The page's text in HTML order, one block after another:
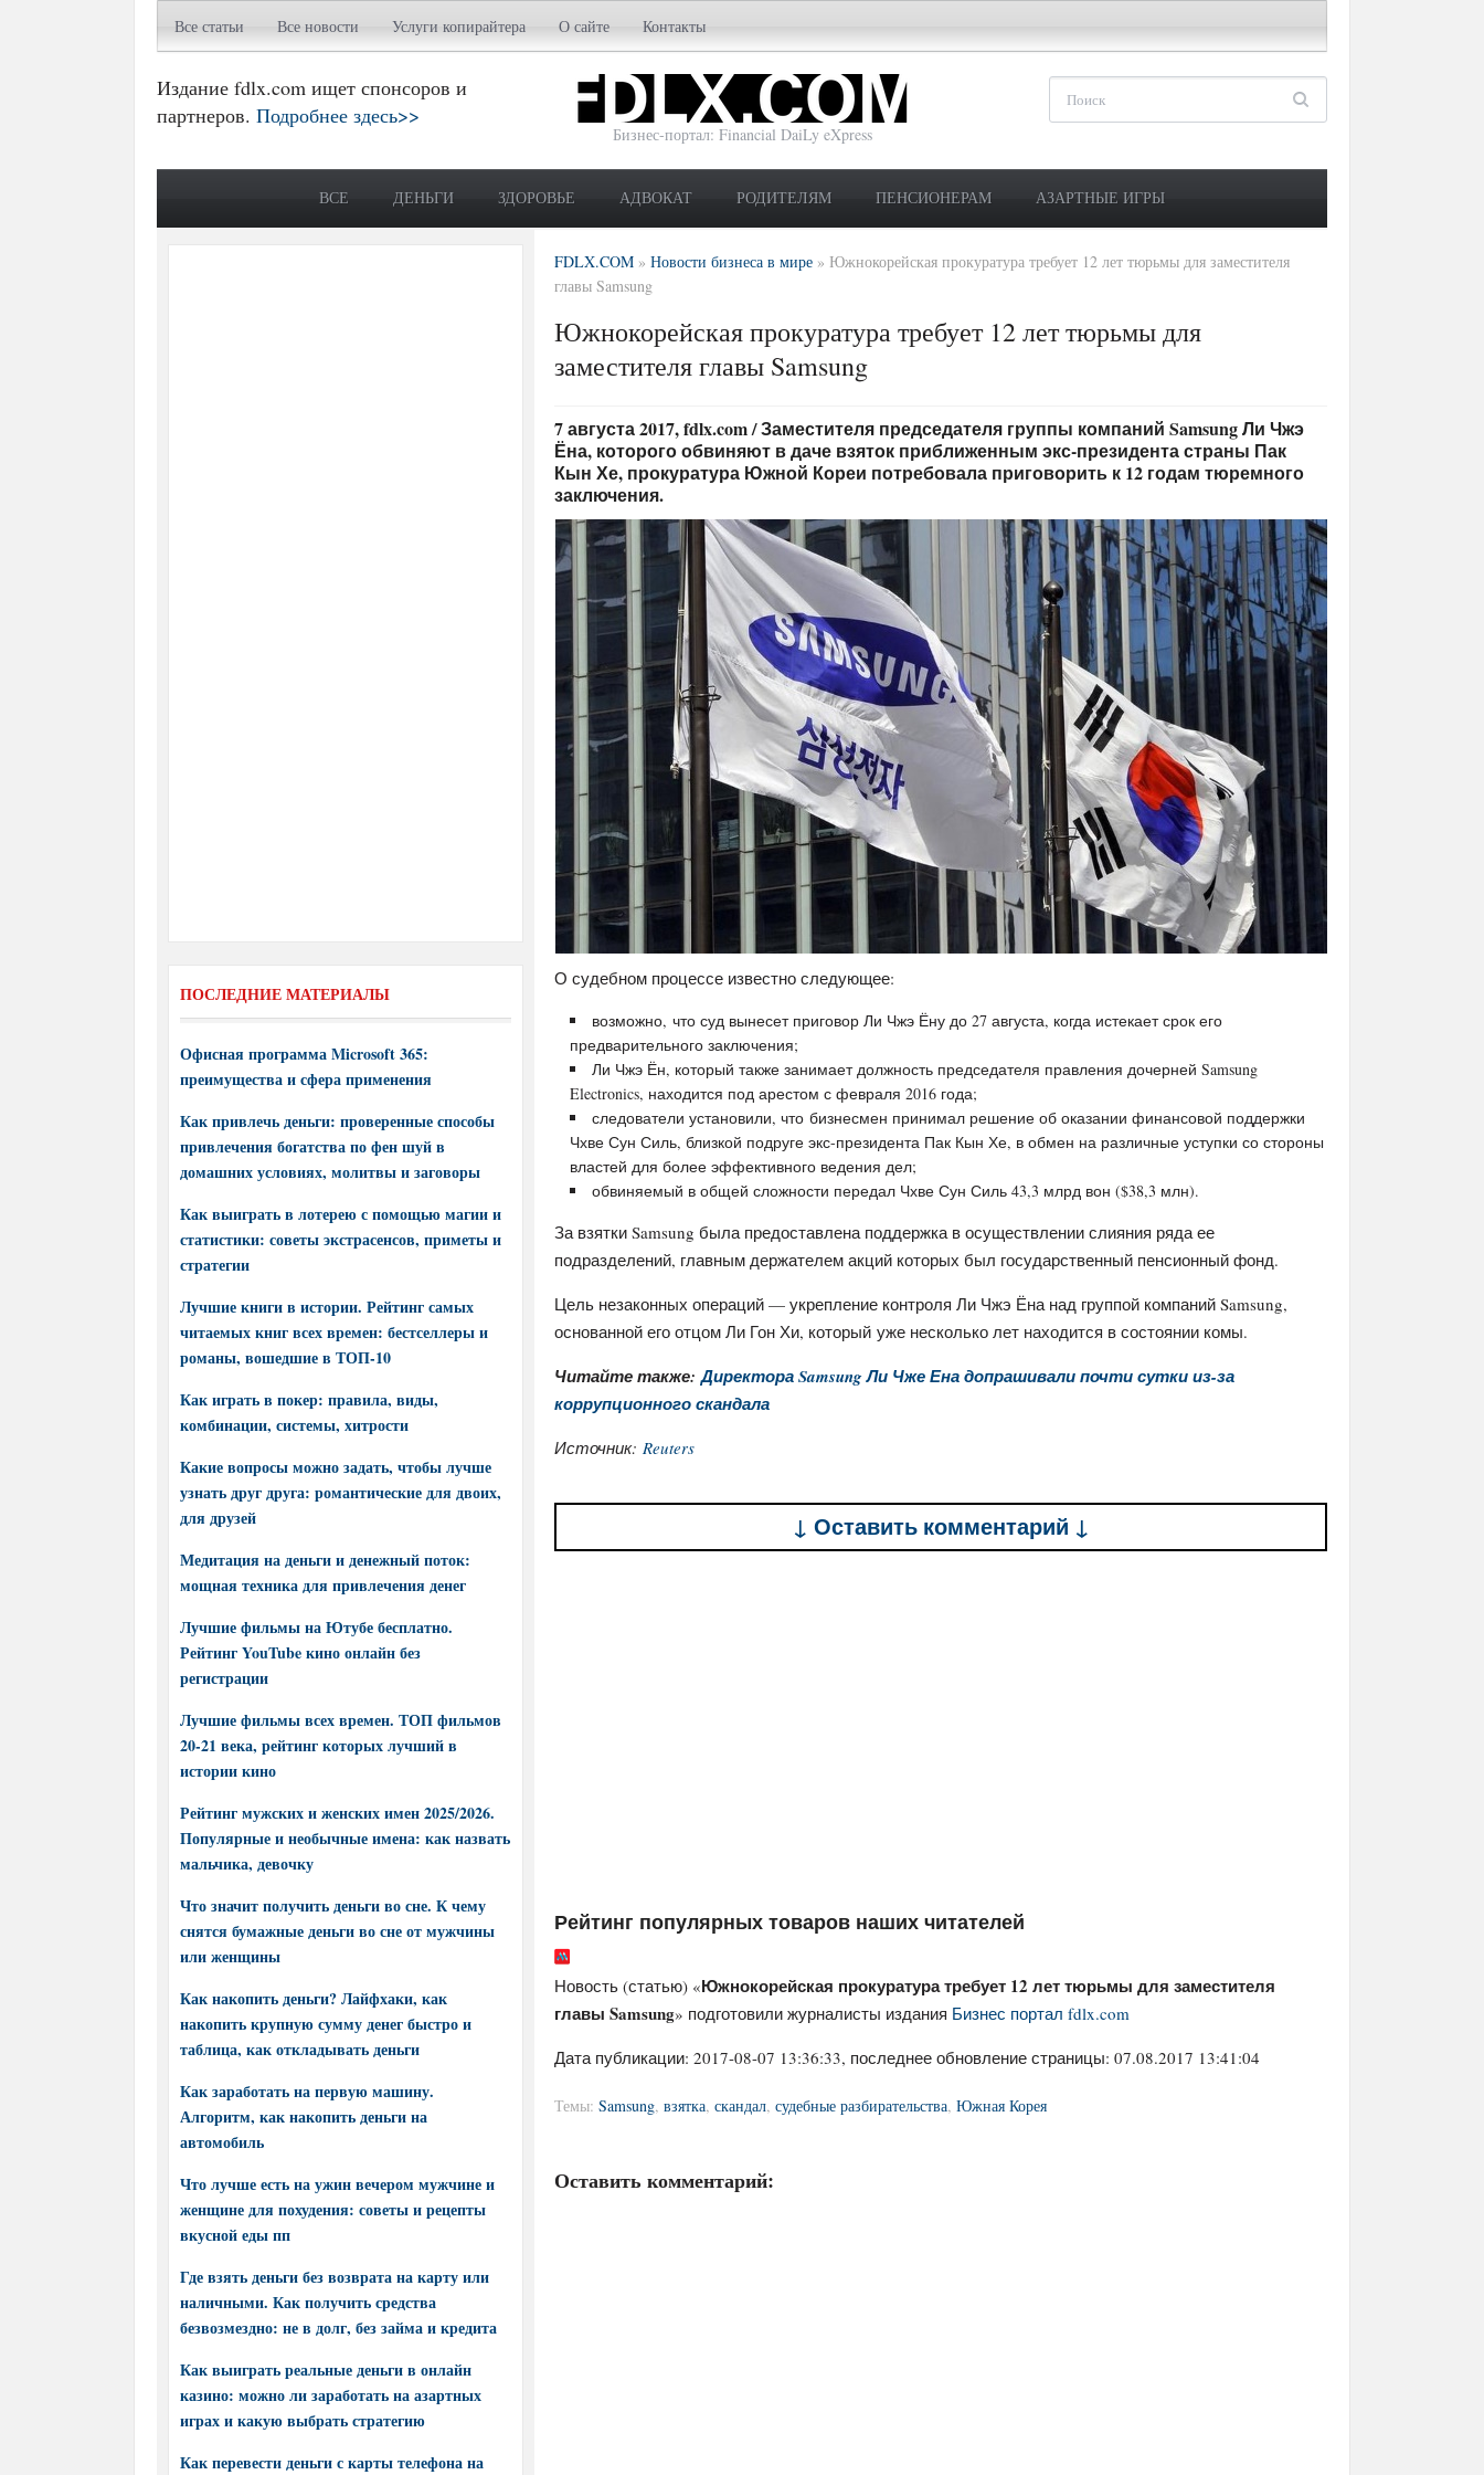
Все статьи Все новости Услуги копирайтера О сайте Контакты
Издание fdlx.com ищет спонсоров и
партнеров. Подробнее здесь>>
Бизнес-портал: Financial DaiLy eXpress
ВСЕ ДЕНЬГИ ЗДОРОВЬЕ АДВОКАТ РОДИТЕЛЯМ ПЕНСИОНЕРАМ АЗАРТНЫЕ ИГРЫ
FDLX.COM » Новости бизнеса в мире » Южнокорейская прокуратура требует 12 лет тюрьмы для заместителя
главы Samsung
Южнокорейская прокуратура требует 12 лет тюрьмы для
заместителя главы Samsung
7 августа 2017, fdlx.com / Заместителя председателя группы компаний Samsung Ли Чжэ
Ёна, которого обвиняют в даче взяток приближенным экс-президента страны Пак
Кын Хе, прокуратура Южной Кореи потребовала приговорить к 12 годам тюремного
заключения.
О судебном процессе известно следующее:
возможно, что суд вынесет приговор Ли Чжэ Ёну до 27 августа, когда истекает срок его
предварительного заключения;
Ли Чжэ Ён, который также занимает должность председателя правления дочерней Samsung
Electronics, находится под арестом с февраля 2016 года;
следователи установили, что бизнесмен принимал решение об оказании финансовой поддержки
Чхве Сун Силь, близкой подруге экс-президента Пак Кын Хе, в обмен на различные уступки со стороны
властей для более эффективного ведения дел;
обвиняемый в общей сложности передал Чхве Сун Силь 43,3 млрд вон ($38,3 млн).
За взятки Samsung была предоставлена поддержка в осуществлении слияния ряда ее
подразделений, главным держателем акций которых был государственный пенсионный фонд.
Цель незаконных операций — укрепление контроля Ли Чжэ Ёна над группой компаний Samsung,
основанной его отцом Ли Гон Хи, который уже несколько лет находится в состоянии комы.
Читайте также:Директора Samsung Ли Чже Ена допрашивали почти сутки из-за
коррупционного скандала
Источник: Reuters
↓ Оставить комментарий ↓
Рейтинг популярных товаров наших читателей
Новость (статью) «Южнокорейская прокуратура требует 12 лет тюрьмы для заместителя
главы Samsung» подготовили журналисты издания Бизнес портал fdlx.com
Дата публикации: 2017-08-07 13:36:33, последнее обновление страницы: 07.08.2017 13:41:04
Темы: Samsung, взятка, скандал, судебные разбирательства, Южная Корея
Оставить комментарий:
ПОСЛЕДНИЕ МАТЕРИАЛЫ
Офисная программа Microsoft 365:
преимущества и сфера применения
Как привлечь деньги: проверенные способы
привлечения богатства по фен шуй в
домашних условиях, молитвы и заговоры
Как выиграть в лотерею с помощью магии и
статистики: советы экстрасенсов, приметы и
стратегии
Лучшие книги в истории. Рейтинг самых
читаемых книг всех времен: бестселлеры и
романы, вошедшие в ТОП-10
Как играть в покер: правила, виды,
комбинации, системы, хитрости
Какие вопросы можно задать, чтобы лучше
узнать друг друга: романтические для двоих,
для друзей
Медитация на деньги и денежный поток:
мощная техника для привлечения денег
Лучшие фильмы на Ютубе бесплатно.
Рейтинг YouTube кино онлайн без
регистрации
Лучшие фильмы всех времен. ТОП фильмов
20-21 века, рейтинг которых лучший в
истории кино
Рейтинг мужских и женских имен 2025/2026.
Популярные и необычные имена: как назвать
мальчика, девочку
Что значит получить деньги во сне. К чему
снятся бумажные деньги во сне от мужчины
или женщины
Как накопить деньги? Лайфхаки, как
накопить крупную сумму денег быстро и
таблица, как откладывать деньги
Как заработать на первую машину.
Алгоритм, как накопить деньги на
автомобиль
Что лучше есть на ужин вечером мужчине и
женщине для похудения: советы и рецепты
вкусной еды пп
Где взять деньги без возврата на карту или
наличными. Как получить средства
безвозмездно: не в долг, без займа и кредита
Как выиграть реальные деньги в онлайн
казино: можно ли заработать на азартных
играх и какую выбрать стратегию
Как перевести деньги с карты телефона на